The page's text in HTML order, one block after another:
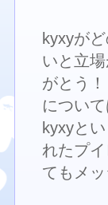
kyxyが
いと立
がとう
につい
kyxyと
れたプ
てもメ